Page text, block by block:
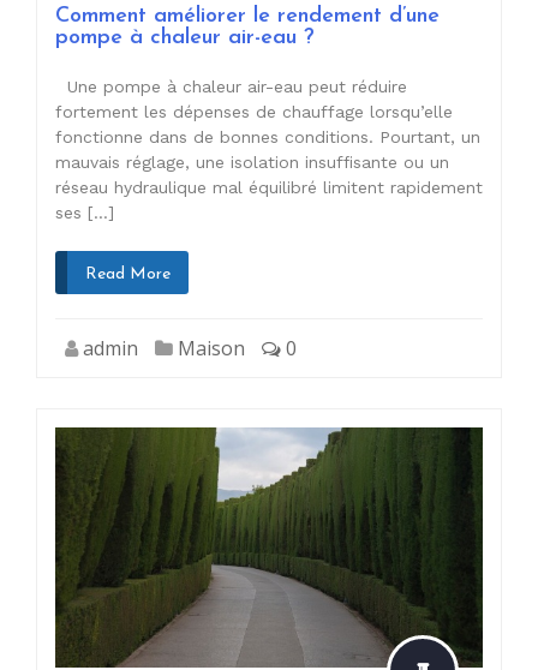
Comment améliorer le rendement d’une
pompe à chaleur air-eau ?
Une pompe à chaleur air-eau peut réduire
fortement les dépenses de chauffage lorsqu’elle
fonctionne dans de bonnes conditions. Pourtant, un
mauvais réglage, une isolation insuffisante ou un
réseau hydraulique mal équilibré limitent rapidement
ses […]
Read More
admin Maison 0